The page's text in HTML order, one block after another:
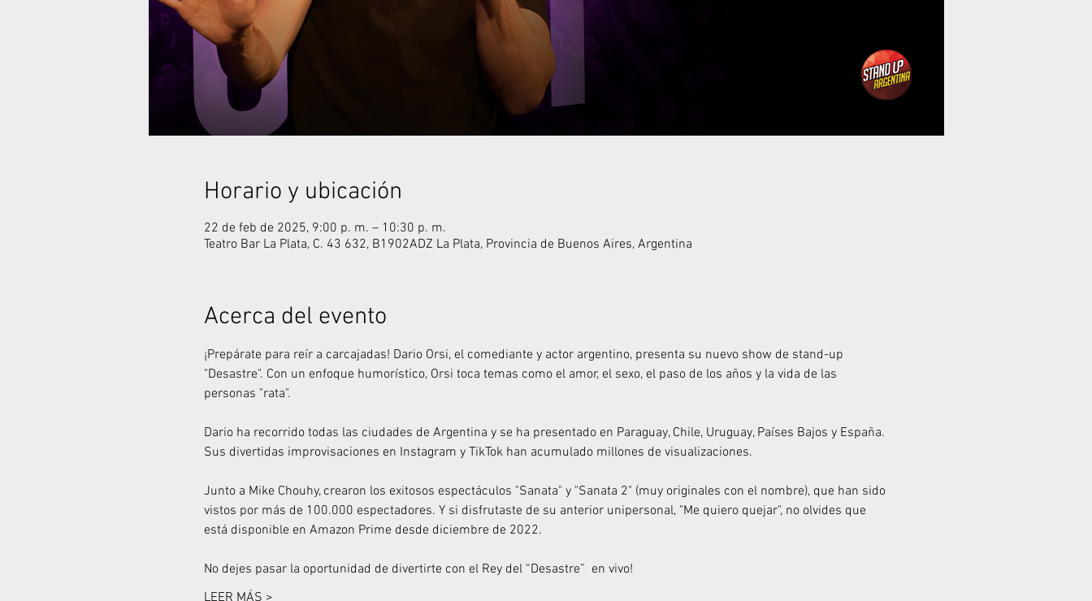
Horario y ubicación
22 de feb de 2025, 9:00 p. m. – 10:30 p. m.
Teatro Bar La Plata, C. 43 632, B1902ADZ La Plata, Provincia de Buenos Aires, Argentina
Acerca del evento
¡Prepárate para reír a carcajadas! Dario Orsi, el comediante y actor argentino, presenta su nuevo show de stand-up
"Desastre". Con un enfoque humorístico, Orsi toca temas como el amor, el sexo, el paso de los años y la vida de las
personas "rata".
Dario ha recorrido todas las ciudades de Argentina y se ha presentado en Paraguay, Chile, Uruguay, Países Bajos y España.
Sus divertidas improvisaciones en Instagram y TikTok han acumulado millones de visualizaciones.
Junto a Mike Chouhy, crearon los exitosos espectáculos "Sanata" y "Sanata 2" (muy originales con el nombre), que han sido
vistos por más de 100.000 espectadores. Y si disfrutaste de su anterior unipersonal, "Me quiero quejar", no olvides que
está disponible en Amazon Prime desde diciembre de 2022.
No dejes pasar la oportunidad de divertirte con el Rey del “Desastre”  en vivo!
LEER MÁS >